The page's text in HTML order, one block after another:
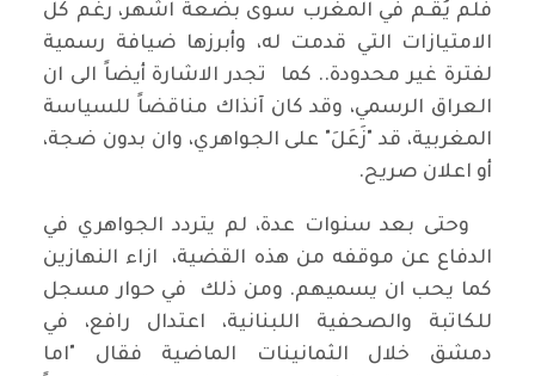
فلم يُقـم في المغرب سوى بضعة اشهر، رغم كل
الامتيازات التي قدمت له، وأبرزها ضيافة رسمية
لفترة غير محدودة.. كما تجدر الاشارة أيضاً الى ان
العراق الرسمي، وقد كان آنذاك مناقضاً للسياسة
المغربية، قد "زَعَلَ" على الجواهري، وان بدون ضجة،
أو اعلان صريح.
وحتى بعد سنوات عدة، لم يتردد الجواهري في
الدفاع عن موقفه من هذه القضية، ازاء النهازين
كما يحب ان يسميهم. ومن ذلك في حوار مسجل
للكاتبة والصحفية اللبنانية، اعتدال رافع، في
دمشق خلال الثمانينات الماضية فقال "اما